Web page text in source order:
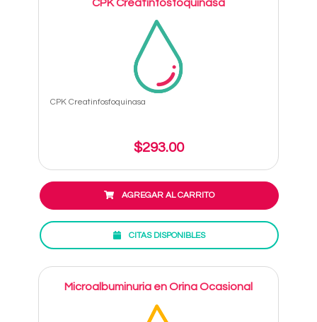
CPK Creatinfosfoquinasa
CPK Creatinfosfoquinasa
$293.00
AGREGAR AL CARRITO
CITAS DISPONIBLES
Microalbuminuria en Orina Ocasional